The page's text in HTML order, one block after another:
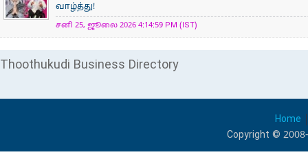
வாழ்த்து!
சனி 25, ஜூலை 2026 4:14:59 PM (IST)
Thoothukudi Business Directory
Home
Copyright ©